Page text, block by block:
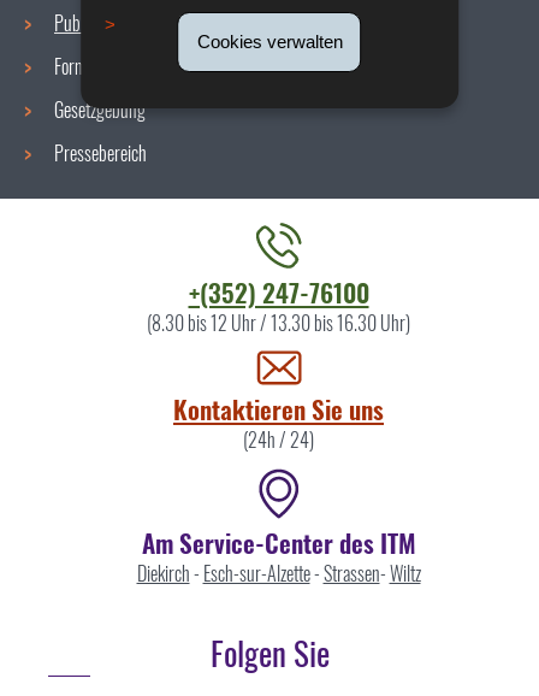
Cookies verwalten
Publikationen
Formulare
Gesetzgebung
Pressebereich
+(352) 247-76100
(8.30 bis 12 Uhr / 13.30 bis 16.30 Uhr)
Kontaktieren Sie uns
(24h / 24)
Am Service-Center des ITM
Diekirch- Esch-sur-Alzette-Strassen-Wiltz
Folgen Sie